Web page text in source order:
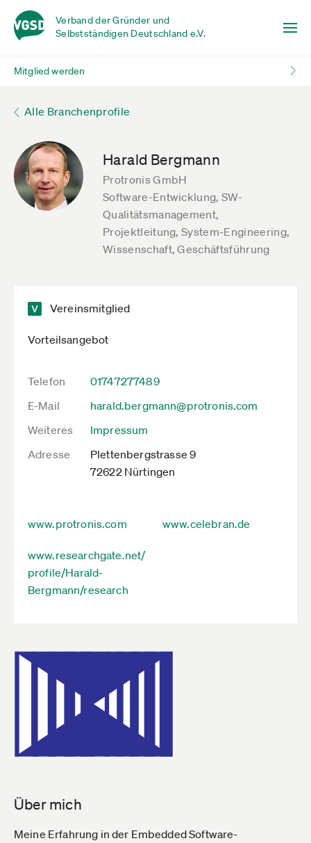
Verband der Gründer und
Selbstständigen Deutschland e.V.
Mitglied werden
Alle Branchenprofile
Harald Bergmann
Protronis GmbH
Software-Entwicklung, SW-
Qualitätsmanagement,
Projektleitung, System-Engineering,
Wissenschaft, Geschäftsführung
Vereinsmitglied
Vorteilsangebot
Telefon
01747277489
E-Mail
harald.bergmann@protronis.com
Weiteres
Impressum
Adresse
Plettenbergstrasse 9
72622 Nürtingen
www.protronis.com www.celebran.de
www.researchgate.net/
profile/Harald-
Bergmann/research
Über mich
Meine Erfahrung in der Embedded Software-